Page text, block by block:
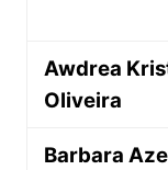
Awdrea
Oliveira
Barbara